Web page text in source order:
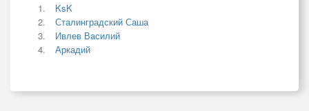
KsK
Сталинградский Саша
Ивлев Василий
Аркадий